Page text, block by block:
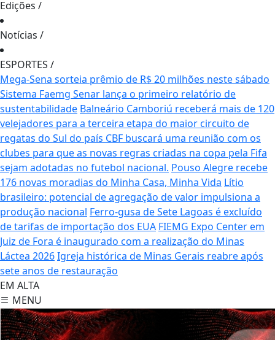
Edições /
Notícias /
ESPORTES /
Mega-Sena sorteia prêmio de R$ 20 milhões neste sábado
Sistema Faemg Senar lança o primeiro relatório de
sustentabilidade Balneário Camboriú receberá mais de 120
velejadores para a terceira etapa do maior circuito de
regatas do Sul do país CBF buscará uma reunião com os
clubes para que as novas regras criadas na copa pela Fifa
sejam adotadas no futebol nacional. Pouso Alegre recebe
176 novas moradias do Minha Casa, Minha Vida Lítio
brasileiro: potencial de agregação de valor impulsiona a
produção nacional Ferro-gusa de Sete Lagoas é excluído
de tarifas de importação dos EUA FIEMG Expo Center em
Juiz de Fora é inaugurado com a realização do Minas
Láctea 2026Igreja histórica de Minas Gerais reabre após
sete anos de restauração
EM ALTA
MENU